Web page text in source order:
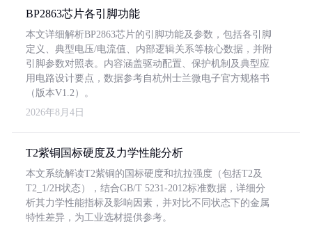
BP2863芯片各引脚功能
本文详细解析BP2863芯片的引脚功能及参数，包括各引脚
定义、典型电压/电流值、内部逻辑关系等核心数据，并附
引脚参数对照表。内容涵盖驱动配置、保护机制及典型应
用电路设计要点，数据参考自杭州士兰微电子官方规格书
（版本V1.2）。
2026年8月4日
T2紫铜国标硬度及力学性能分析
本文系统解读T2紫铜的国标硬度和抗拉强度（包括T2及
T2_1/2H状态），结合GB/T 5231-2012标准数据，详细分
析其力学性能指标及影响因素，并对比不同状态下的金属
特性差异，为工业选材提供参考。